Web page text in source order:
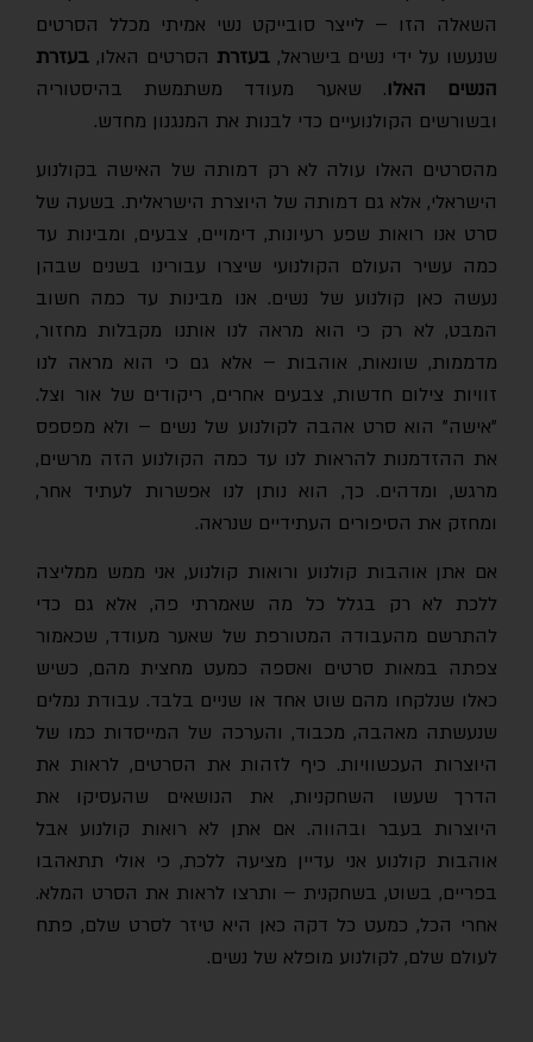
השאלה הזו – לייצר סובייקט נשי אמיתי מכלל הסרטים
שנעשו על ידי נשים בישראל,בעזרת הסרטים האלו, בעזרת
הנשים האלו. שאער מעודד משתמשת בהיסטוריה
ובשורשים הקולנועיים כדי לבנות את המנגנון מחדש.
מהסרטים האלו עולה לא רק דמותה של האישה בקולנוע
הישראלי, אלא גם דמותה של היוצרת הישראלית. בשעה של
סרט אנו רואות שפע רעיונות, דימויים, צבעים, ומבינות עד
כמה עשיר העולם הקולנועי שיצרו עבורינו בשנים שבהן
נעשה כאן קולנוע של נשים. אנו מבינות עד כמה חשוב
המבט, לא רק כי הוא מראה לנו אותנו מקבלות מחזור,
מדממות, שונאות, אוהבות – אלא גם כי הוא מראה לנו
זוויות צילום חדשות, צבעים אחרים, ריקודים של אור וצל.
"אישה" הוא סרט אהבה לקולנוע של נשים – ולא מפספס
את ההזדמנות להראות לנו עד כמה הקולנוע הזה מרשים,
מרגש, ומדהים. כך, הוא נותן לנו אפשרות לעתיד אחר,
ומחזק את הסיפורים העתידיים שנראה.
אם אתן אוהבות קולנוע ורואות קולנוע, אני ממש ממליצה
ללכת לא רק בגלל כל מה שאמרתי פה, אלא גם כדי
להתרשם מהעבודה המטורפת של שאער מעודד, שכאמור
צפתה במאות סרטים ואספה כמעט מחצית מהם, כשיש
כאלו שנלקחו מהם שוט אחד או שניים בלבד. עבודת נמלים
שנעשתה מאהבה, מכבוד, והערכה של המייסדות כמו של
היוצרות העכשוויות. כיף לזהות את הסרטים, לראות את
הדרך שעשו השחקניות, את הנושאים שהעסיקו את
היוצרות בעבר ובהווה. אם אתן לא רואות קולנוע אבל
אוהבות קולנוע אני עדיין מציעה ללכת, כי אולי תתאהבו
בפריים, בשוט, בשחקנית – ותרצו לראות את הסרט המלא.
אחרי הכל, כמעט כל דקה כאן היא טיזר לסרט שלם, פתח
לעולם שלם, לקולנוע מופלא של נשים.